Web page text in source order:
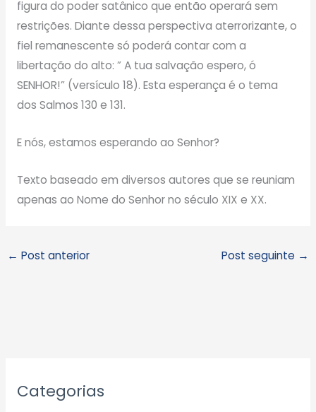
figura do poder satânico que então operará sem
restrições. Diante dessa perspectiva aterrorizante, o
fiel remanescente só poderá contar com a
libertação do alto: ” A tua salvação espero, ó
SENHOR!” (versículo 18). Esta esperança é o tema
dos Salmos 130 e 131.
E nós, estamos esperando ao Senhor?
Texto baseado em diversos autores que se reuniam
apenas ao Nome do Senhor no século XIX e XX.
← Post anterior Post seguinte →
Categorias
r